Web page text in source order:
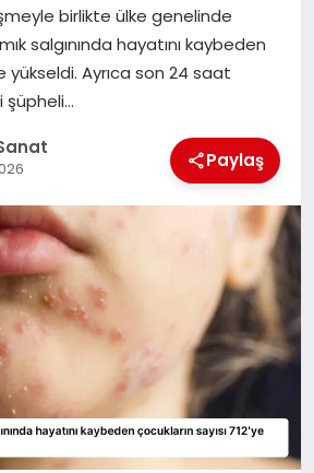
birlikte ülke genelinde
salgınında hayatını kaybeden
yükseldi. Ayrıca son 24 saat
şüpheli…
Paylaş